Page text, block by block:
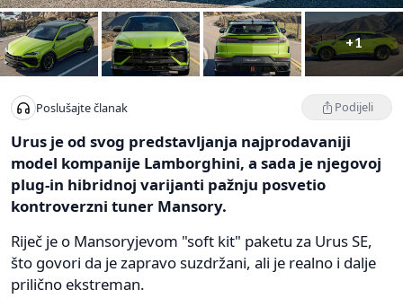
+1
Poslušajte članak Podijeli
Urus je od svog predstavljanja najprodavaniji
model kompanije Lamborghini, a sada je njegovoj
plug-in hibridnoj varijanti pažnju posvetio
kontroverzni tuner Mansory.
Riječ je o Mansoryjevom "soft kit" paketu za Urus SE,
što govori da je zapravo suzdržani, ali je realno i dalje
prilično ekstreman.